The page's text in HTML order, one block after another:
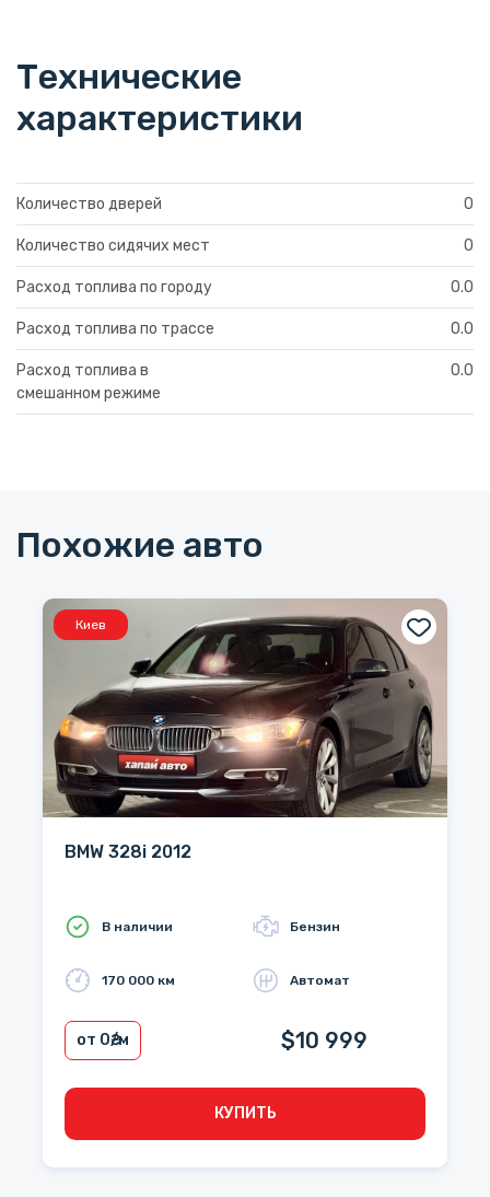
Технические
характеристики
Количество дверей 0
Количество сидячих мест 0
Расход топлива по городу 0.0
Расход топлива по трассе 0.0
Расход топлива в
смешанном режиме
0.0
Похожие авто
Киев
BMW 328i 2012
В наличии Бензин
170 000 км Автомат
от 0₴/м $10 999
КУПИТЬ